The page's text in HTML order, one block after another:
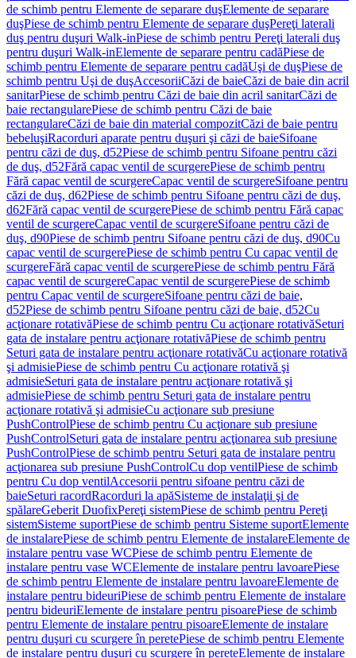
de schimb pentru Elemente de separare duşElemente de separare
duşPiese de schimb pentru Elemente de separare duşPereţi laterali
duş pentru duşuri Walk-inPiese de schimb pentru Pereţi laterali duş
pentru duşuri Walk-inElemente de separare pentru cadăPiese de
schimb pentru Elemente de separare pentru cadăUşi de duşPiese de
schimb pentru Uşi de duşAccesoriiCăzi de baieCăzi de baie din acril
sanitarPiese de schimb pentru Căzi de baie din acril sanitarCăzi de
baie rectangularePiese de schimb pentru Căzi de baie
rectangulareCăzi de baie din material compozitCăzi de baie pentru
bebeluşiRacorduri aparate pentru duşuri şi căzi de baieSifoane
pentru căzi de duş, d52Piese de schimb pentru Sifoane pentru căzi
de duş, d52Fără capac ventil de scurgerePiese de schimb pentru
Fără capac ventil de scurgereCapac ventil de scurgereSifoane pentru
căzi de duş, d62Piese de schimb pentru Sifoane pentru căzi de duş,
d62Fără capac ventil de scurgerePiese de schimb pentru Fără capac
ventil de scurgereCapac ventil de scurgereSifoane pentru căzi de
duş, d90Piese de schimb pentru Sifoane pentru căzi de duş, d90Cu
capac ventil de scurgerePiese de schimb pentru Cu capac ventil de
scurgereFără capac ventil de scurgerePiese de schimb pentru Fără
capac ventil de scurgereCapac ventil de scurgerePiese de schimb
pentru Capac ventil de scurgereSifoane pentru căzi de baie,
d52Piese de schimb pentru Sifoane pentru căzi de baie, d52Cu
acţionare rotativăPiese de schimb pentru Cu acţionare rotativăSeturi
gata de instalare pentru acţionare rotativăPiese de schimb pentru
Seturi gata de instalare pentru acţionare rotativăCu acţionare rotativă
şi admisiePiese de schimb pentru Cu acţionare rotativă şi
admisieSeturi gata de instalare pentru acţionare rotativă şi
admisiePiese de schimb pentru Seturi gata de instalare pentru
acţionare rotativă şi admisieCu acţionare sub presiune
PushControlPiese de schimb pentru Cu acţionare sub presiune
PushControlSeturi gata de instalare pentru acţionarea sub presiune
PushControlPiese de schimb pentru Seturi gata de instalare pentru
acţionarea sub presiune PushControlCu dop ventilPiese de schimb
pentru Cu dop ventilAccesorii pentru sifoane pentru căzi de
baieSeturi racordRacorduri la apăSisteme de instalaţii şi de
spălareGeberit DuofixPereţi sistemPiese de schimb pentru Pereţi
sistemSisteme suportPiese de schimb pentru Sisteme suportElemente
de instalarePiese de schimb pentru Elemente de instalareElemente de
instalare pentru vase WCPiese de schimb pentru Elemente de
instalare pentru vase WCElemente de instalare pentru lavoarePiese
de schimb pentru Elemente de instalare pentru lavoareElemente de
instalare pentru bideuriPiese de schimb pentru Elemente de instalare
pentru bideuriElemente de instalare pentru pisoarePiese de schimb
pentru Elemente de instalare pentru pisoareElemente de instalare
pentru duşuri cu scurgere în peretePiese de schimb pentru Elemente
de instalare pentru duşuri cu scurgere în pereteElemente de instalare